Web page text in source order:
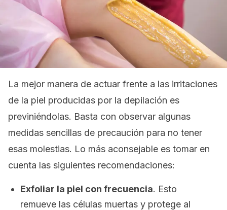
La mejor manera de actuar frente a las irritaciones
de la piel producidas por la depilación es
previniéndolas. Basta con observar algunas
medidas sencillas de precaución para no tener
esas molestias. Lo más aconsejable es tomar en
cuenta las siguientes recomendaciones:
Exfoliar la piel con frecuencia. Esto
remueve las células muertas y protege al